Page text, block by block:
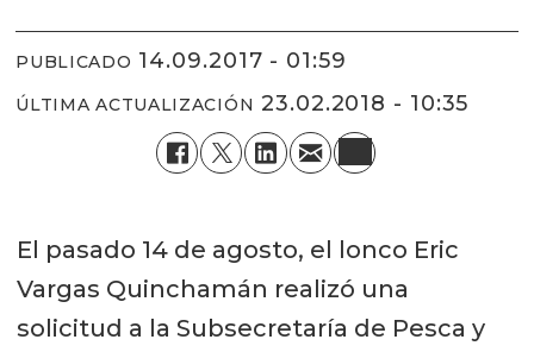
PUBLICADO 14.09.2017 - 01:59
ÚLTIMA ACTUALIZACIÓN 23.02.2018 - 10:35
El pasado 14 de agosto, el lonco Eric
Vargas Quinchamán realizó una
solicitud a la Subsecretaría de Pesca y